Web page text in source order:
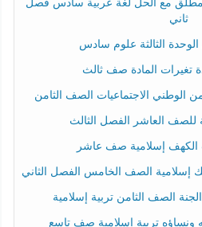
مع الحل لغة عربية سادس فصل
ثاني
الثالثة علوم سادس
تغيرات المادة صف ثالث
الوطني الاجتماعيات الصف الثامن
للصف العاشر الفصل الثالث
إسلامية صف عاشر
الصف الخامس الفصل الثاني
الصف الثامن تربية إسلامية
تربية إسلامية صف تاسع